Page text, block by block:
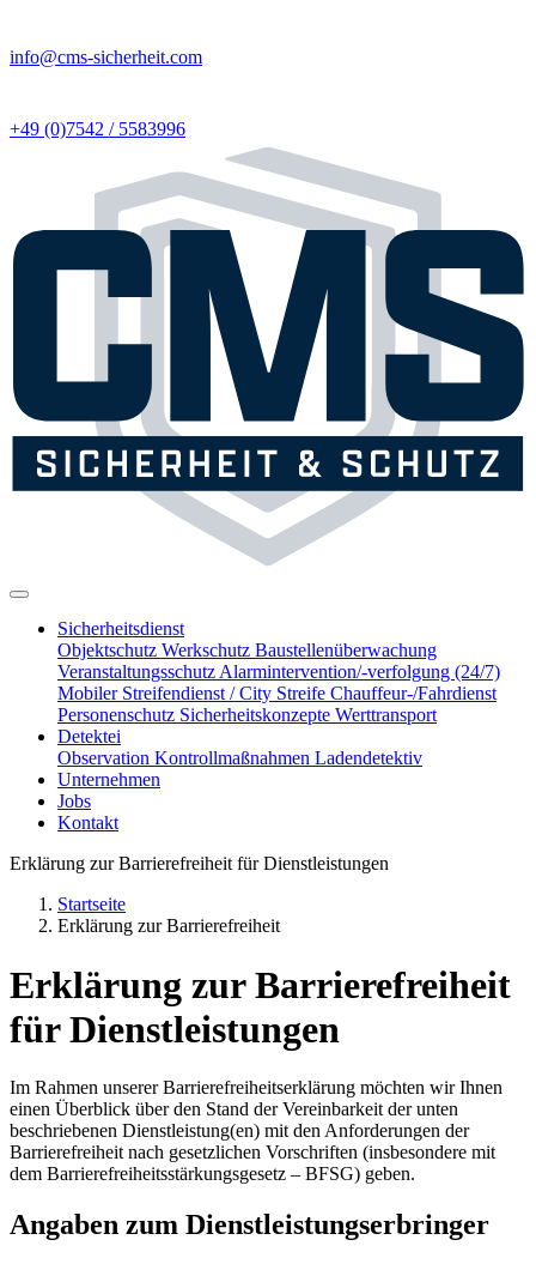
info@cms-sicherheit.com
+49 (0)7542 / 5583996
Sicherheitsdienst
Objektschutz Werkschutz Baustellenüberwachung
VeranstaltungsschutzAlarmintervention/-verfolgung (24/7)
Mobiler Streifendienst / City Streife Chauffeur-/Fahrdienst
Personenschutz Sicherheitskonzepte Werttransport
Detektei
Observation Kontrollmaßnahmen Ladendetektiv
Unternehmen
Jobs
Kontakt
Erklärung zur Barrierefreiheit für Dienstleistungen
Startseite
Erklärung zur Barrierefreiheit
Erklärung zur Barrierefreiheit
für Dienstleistungen
Im Rahmen unserer Barrierefreiheitserklärung möchten wir Ihnen
einen Überblick über den Stand der Vereinbarkeit der unten
beschriebenen Dienstleistung(en) mit den Anforderungen der
Barrierefreiheit nach gesetzlichen Vorschriften (insbesondere mit
dem Barrierefreiheitsstärkungsgesetz – BFSG) geben.
Angaben zum Dienstleistungserbringer